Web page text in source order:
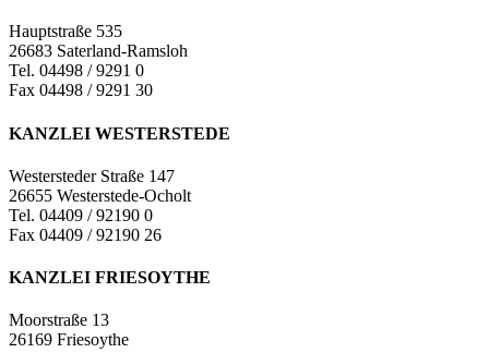
Hauptstraße 535
26683 Saterland-Ramsloh
Tel. 04498 / 9291 0
Fax 04498 / 9291 30
KANZLEI WESTERSTEDE
Westersteder Straße 147
26655 Westerstede-Ocholt
Tel. 04409 / 92190 0
Fax 04409 / 92190 26
KANZLEI FRIESOYTHE
Moorstraße 13
26169 Friesoythe